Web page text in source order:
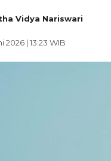
Vidya Nariswari
2026 | 13:23 WIB